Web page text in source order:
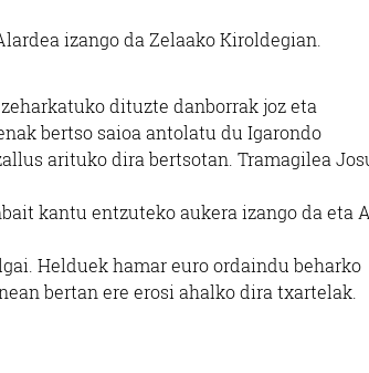
izango da Zelaako Kiroldegian.
dituzte danborrak joz eta
bertso saioa antolatu du Igarondo
arituko dira bertsotan. Tramagilea
kantu entzuteko aukera izango da eta
Helduek hamar euro ordaindu beharko
bertan ere erosi ahalko dira txartelak.